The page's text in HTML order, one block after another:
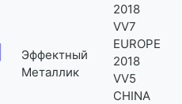
Эффектный
Металлик
2018
VV7
EUROPE
2018
VV5
CHINA